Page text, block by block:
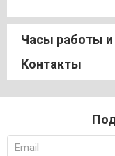
Часы работы и
Контакты